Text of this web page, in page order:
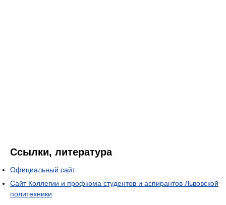
Ссылки, литература
Официальный сайт
Сайт Коллегии и профкома студентов и аспирантов Львовской
политехники